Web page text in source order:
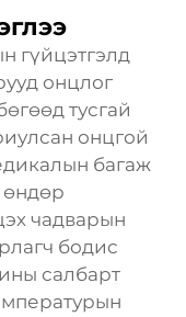
гүйцэтгэлд
онцлог
тусгай
онцгой
багаж
өндөр
чадварын
бодис
салбарт